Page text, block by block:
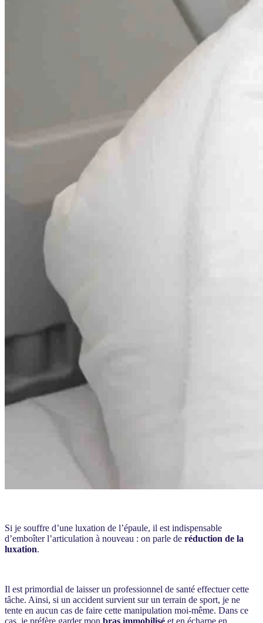
Si je souffre d’une luxation de l’épaule, il est indispensable
d’emboîter l’articulation à nouveau : on parle de réduction de la
luxation.
Il est primordial de laisser un professionnel de santé effectuer cette
tâche. Ainsi, si un accident survient sur un terrain de sport, je ne
tente en aucun cas de faire cette manipulation moi-même. Dans ce